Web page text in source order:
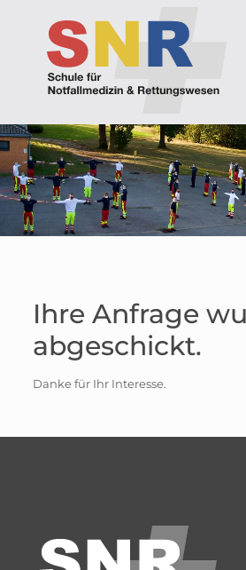
Ihre Anfrage
abgeschickt.
Danke für Ihr Interesse.